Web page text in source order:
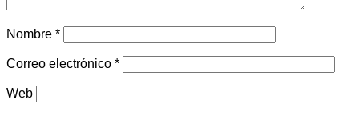
Nombre *
Correo electrónico *
Web